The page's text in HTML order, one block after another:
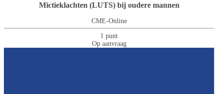
Mictieklachten (LUTS) bij oudere mannen
CME-Online
1 punt
Op aanvraag